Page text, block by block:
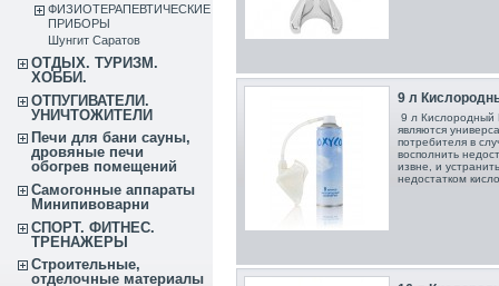
ФИЗИОТЕРАПЕВТИЧЕСКИЕ
ПРИБОРЫ
Шунгит Саратов
ОТДЫХ. ТУРИЗМ.
ХОББИ.
ОТПУГИВАТЕЛИ.
УНИЧТОЖИТЕЛИ
Печи для бани сауны,
дровяные печи
обогрев помещений
Самогонные аппараты
Минипивоварни
СПОРТ. ФИТНЕС.
ТРЕНАЖЕРЫ
Строительные,
отделочные материалы
9 л
9 л Кислородный
являются
потребителя в
восполнить
извне, и
недостатком